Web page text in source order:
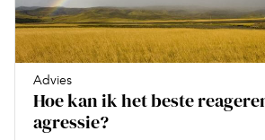
Advies
Hoe kan ik het beste
agressie?